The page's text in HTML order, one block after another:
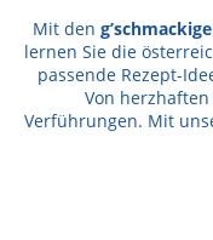
Mit den
lernen Sie die
passende Rezept-
Von
Verführungen. Mit